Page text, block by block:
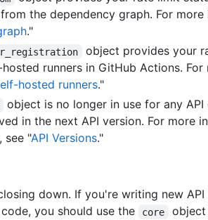
the dependency graph. For
."
object provides your
runners in GitHub Actions. For
hosted runners."
object is no longer in use for any API
in the next API version. For more
see "API Versions."
down. If you're writing new
you should use the
core